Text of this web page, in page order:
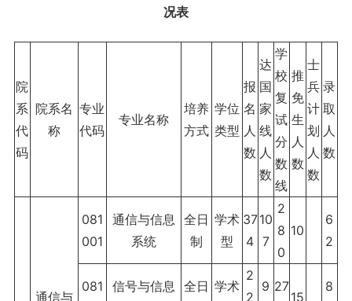
况表
院
系
代
码
院系名
称
专业
代码
专业名称
培养
方式
学位
类型
报
名
人
数
达
国
家
线
人
数
学
校
复
试
分
数
线
推
免
生
人
数
士
兵
计
划
人
数
录
取
人
数
通信与
081
001
通信与信息
系统
全日
制
学术
型
37
4
10
7
2
8
0
10
6
2
081
信号与信息 全日 学术
2
2
9 27
15
8